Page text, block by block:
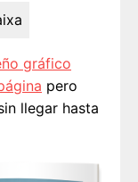
gráfico
pero
llegar hasta